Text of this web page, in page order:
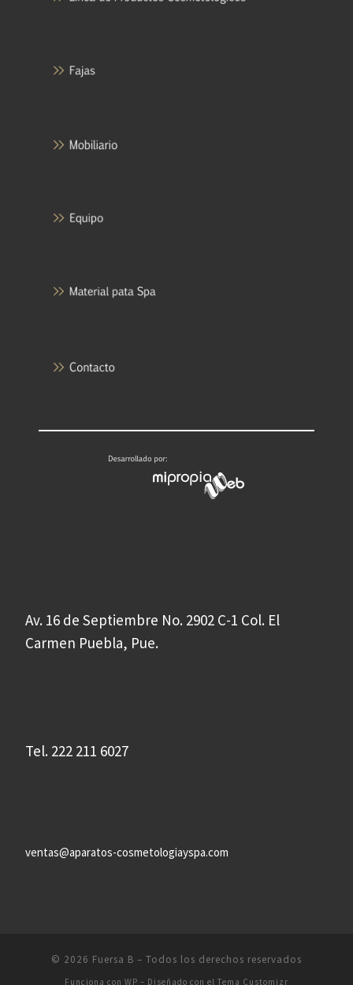
Av. 16 de Septiembre No. 2902 C-1 Col. El
Carmen Puebla, Pue.
Tel. 222 211 6027
ventas@aparatos-cosmetologiayspa.com
© 2026 Fuersa B – Todos los derechos reservados
Funciona con WP – Diseñado con el Tema Customizr